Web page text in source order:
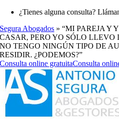
Saltar
contenido
¿Tienes alguna consulta?
Segura Abogados »“MI PAREJA Y
CASAR, PERO YO SÓLO LLEVO
NO TENGO NINGÚN TIPO DE
RESIDIR. ¿PODEMOS?”
Consulta online gratuitaConsulta